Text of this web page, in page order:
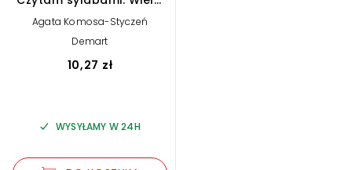
Agata Komosa-Styczeń
Demart
10,27 zł
WYSYŁAMY W 24H